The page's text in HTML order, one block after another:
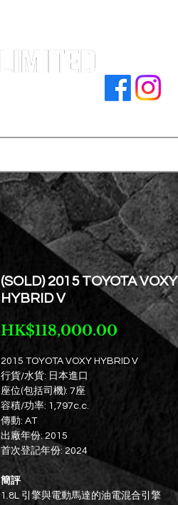
(SOLD) 2015 TOYOTA VOXY
HYBRID V
HK$118,000.00價
2015 TOYOTA VOXY HYBRID V
行貨/水貨: 日本進口
座位(包括司機): 7座
容積/功率: 1,797c.c.
傳動: AT
出廠年份: 2015
首次登記年份: 2024
簡評
1.8L 引擎與電動馬達的油電混合引擎